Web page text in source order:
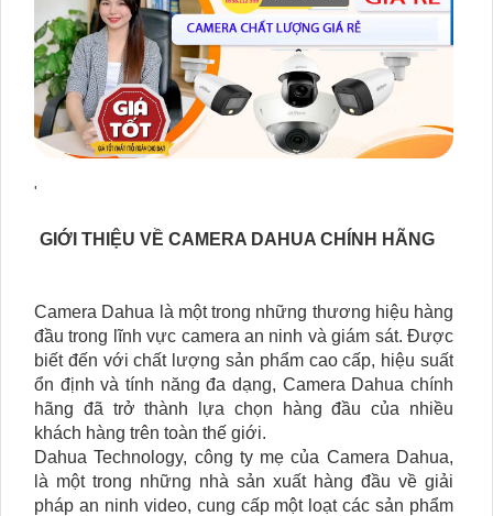
'
GIỚI THIỆU VỀ CAMERA DAHUA CHÍNH HÃNG
Camera Dahua là một trong những thương hiệu hàng
đầu trong lĩnh vực camera an ninh và giám sát. Được
biết đến với chất lượng sản phẩm cao cấp, hiệu suất
ổn định và tính năng đa dạng, Camera Dahua chính
hãng đã trở thành lựa chọn hàng đầu của nhiều
khách hàng trên toàn thế giới.
Dahua Technology, công ty mẹ của Camera Dahua,
là một trong những nhà sản xuất hàng đầu về giải
pháp an ninh video, cung cấp một loạt các sản phẩm